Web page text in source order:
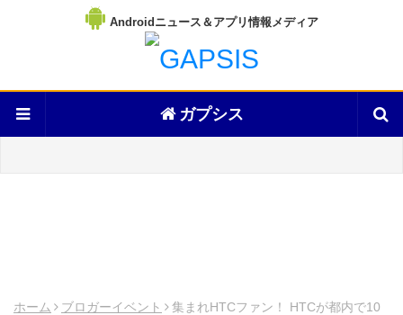
Androidニュース＆アプリ情報メディア
ガプシス
ホーム ブロガーイベント
集まれHTCファン！ HTCが都内で10